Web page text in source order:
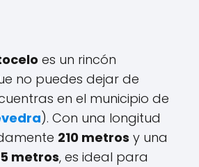
es un rincón
no puedes dejar de
en el municipio de
). Con una longitud
210 metros y una
metros, es ideal para